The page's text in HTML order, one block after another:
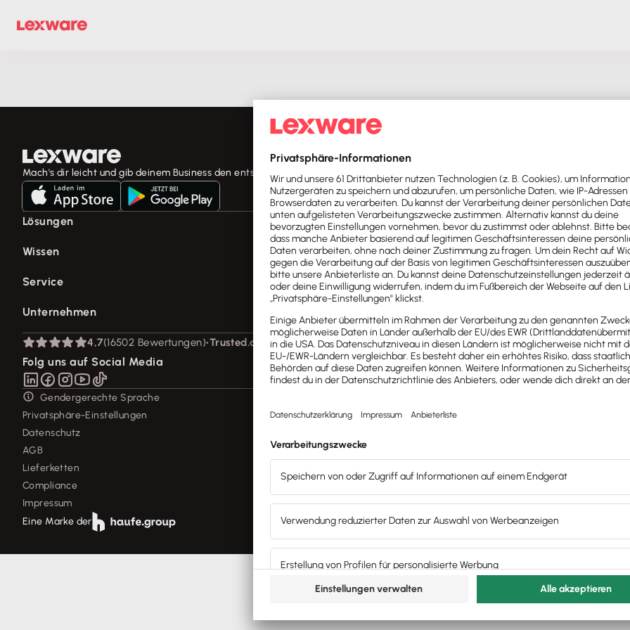
Mach's dir leicht und gib deinem Business den entscheidenden Push – mit unserer Software für Buchhaltung & Lohn.
Lösungen
E-Rechnung Software
Buchhaltungssoftware
Branchenlösungen
Erweiterungen & Partner
Wissen
Fachwissen für Unternehmer
Lexware Akademie
Tell Your Story
Das Lena Prinzip
Service
Support für Lexware Office
Für Steuerberater
Partner werden
Affiliate-Partner werden
Support für Desktop-Produkte
Forum
Mein Konto
Unternehmen
Über Lexware
Presse
Soziale Verantwortung
Karriere
4,7(16502 Bewertungen)•Trusted.de
Folg uns auf Social Media
Gendergerechte Sprache
Privatsphäre-Einstellungen
Datenschutz
AGB
Lieferketten
Compliance
Impressum
Eine Marke der